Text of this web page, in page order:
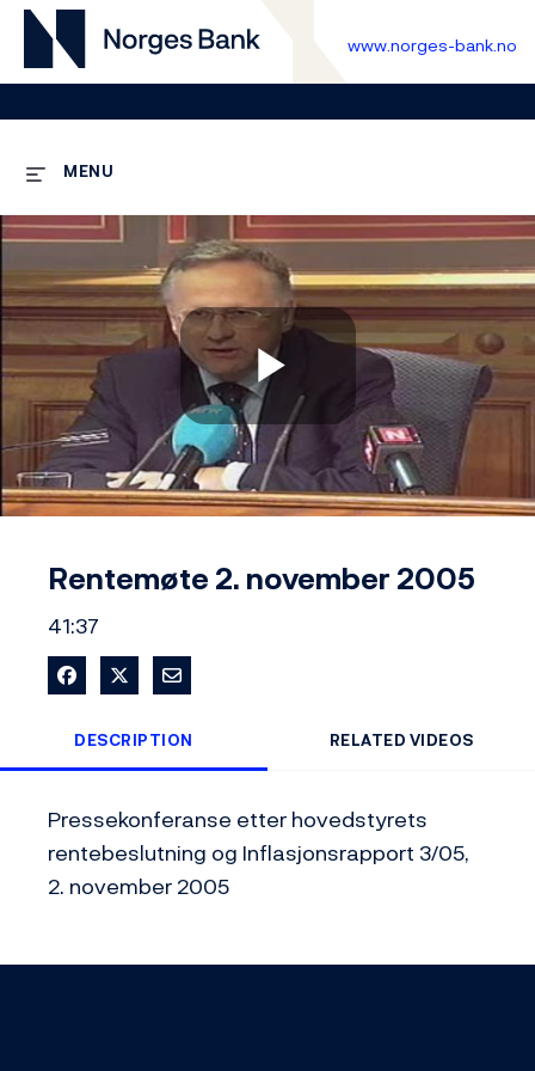
www.norges-bank.no
MENU
Play
Rentemøte 2. november 2005
41:37
Share on Facebook
Share on XShare via Email
DESCRIPTION RELATED VIDEOS
Pressekonferanse etter hovedstyrets
rentebeslutning og Inflasjonsrapport 3/05,
2. november 2005